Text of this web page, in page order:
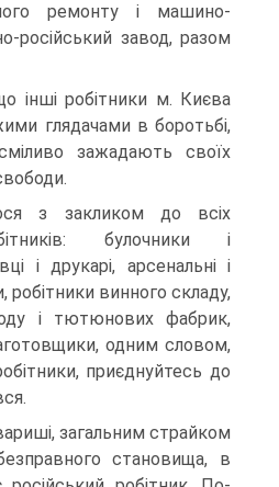
ремонту і машино­
російський завод, разом
інші робітники м. Києва
глядачами в боротьбі,
зажадають своїх
з закликом до всіх
булоч­ники і
і друкарі, арсенальні і
робітники винного складу,
і тютюнових фабрик,
одним словом,
приєднуйтесь до
загальним страйком
становища, в